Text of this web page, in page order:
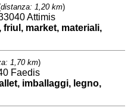
distanza: 1,20 km)
Attimis
friul, market, materiali,
1,70 km)
Faedis
imballaggi, legno,